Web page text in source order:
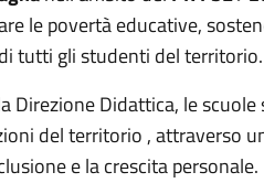
le povertà educative,
tutti gli studenti del territorio.
Direzione Didattica, le
del territorio , attraverso
e la crescita personale.